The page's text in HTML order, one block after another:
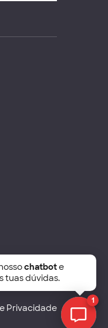
Privacidade
1
chatbote
tuas dúvidas.